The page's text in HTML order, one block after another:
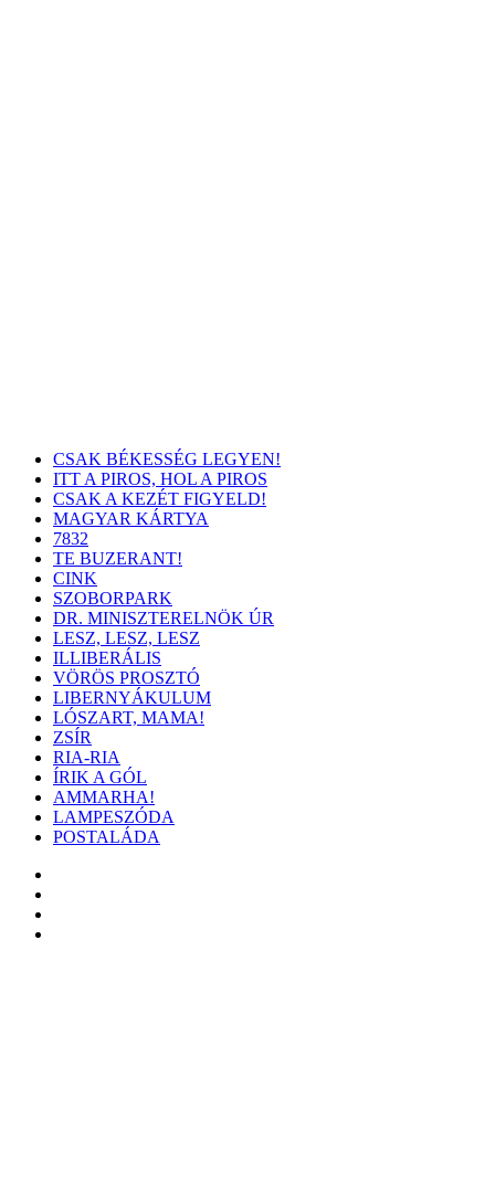
CSAK BÉKESSÉG LEGYEN!
ITT A PIROS, HOL A PIROS
CSAK A KEZÉT FIGYELD!
MAGYAR KÁRTYA
7832
TE BUZERANT!
CINK
SZOBORPARK
DR. MINISZTERELNÖK ÚR
LESZ, LESZ, LESZ
ILLIBERÁLIS
VÖRÖS PROSZTÓ
LIBERNYÁKULUM
LÓSZART, MAMA!
ZSÍR
RIA-RIA
ÍRIK A GÓL
AMMARHA!
LAMPESZÓDA
POSTALÁDA